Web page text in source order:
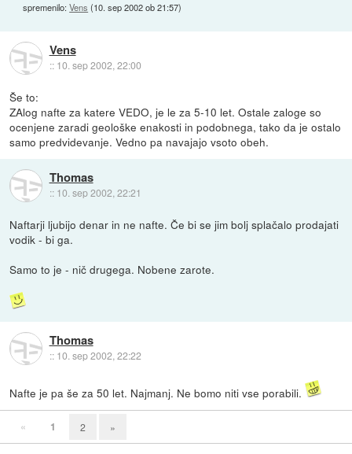
spremenilo:Vens (10. sep 2002 ob 21:57)
Vens
:: 10. sep 2002, 22:00
Še to:
ZAlog nafte za katere VEDO, je le za 5-10 let. Ostale zaloge so
ocenjene zaradi geološke enakosti in podobnega, tako da je ostalo
samo predvidevanje. Vedno pa navajajo vsoto obeh.
Thomas
:: 10. sep 2002, 22:21
Naftarji ljubijo denar in ne nafte. Če bi se jim bolj splačalo prodajati
vodik - bi ga.
Samo to je - nič drugega. Nobene zarote.
Thomas
:: 10. sep 2002, 22:22
Nafte je pa še za 50 let. Najmanj. Ne bomo niti vse porabili.
« 1 2 »